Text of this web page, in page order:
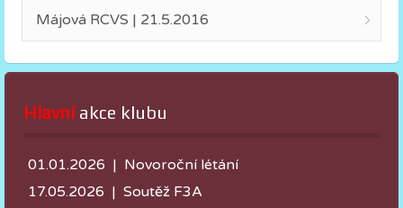
Májová RCVS | 21.5.2016
Hlavní akce klubu
01.01.2026 | Novoroční létání
17.05.2026 | Soutěž F3A